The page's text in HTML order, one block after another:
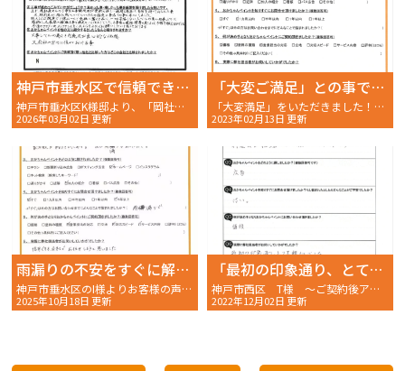
神戸市垂水区で信頼できる塗装会社に出会えました！！社長の丁寧な説明と妥協なき職人仕事に大満足！！
神戸市垂水区K様邸より、「岡社長の説明と誠実な職人仕事に安心」お声を頂きました～完工後アンケート～
2026年03月02日 更新
「大変ご満足」との事です。
「大変満足」をいただきました！明石市大久保町 A様 〜ご契約後アンケート〜
2023年02月13日 更新
雨漏りの不安をすぐに解決してくれた信頼の塗装店です。
神戸市垂水区のI様よりお客様の声｜雨漏り修理と外壁塗装で信頼できる対応に満足です！～ご契約後アンケート～
2025年10月18日 更新
「最初の印象通り、とても親切でした」
神戸市西区 T様 〜ご契約後アンケート〜 おかちゃんペイント
2022年12月02日 更新